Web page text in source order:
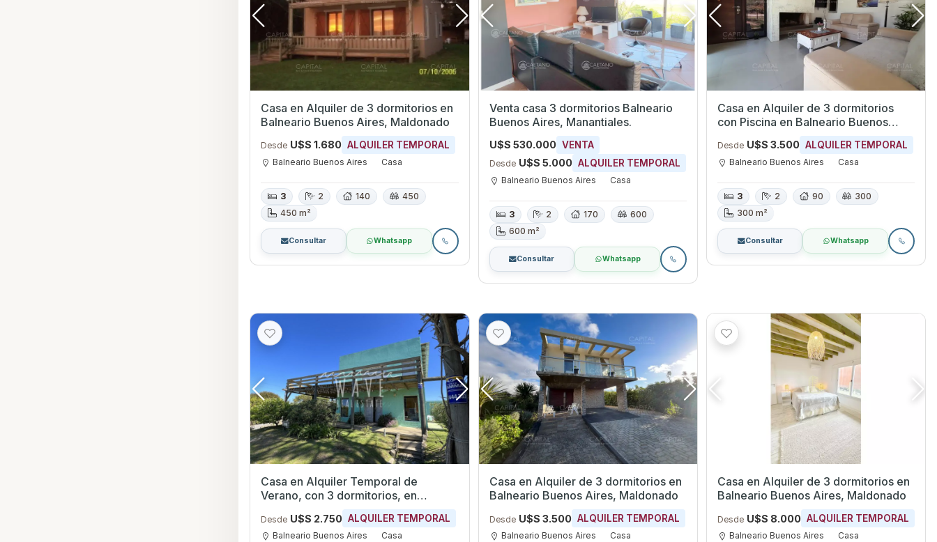
Casa en Alquiler de 3 dormitorios en
Balneario Buenos Aires, Maldonado
Desde U$S 1.680 ALQUILER TEMPORAL
Balneario Buenos Aires Casa
3 2 140
450
450 m²
Consultar Whatsapp
Venta casa 3 dormitorios Balneario
Buenos Aires, Manantiales.
U$S 530.000 VENTA
Desde U$S 5.000 ALQUILER TEMPORAL
Balneario Buenos Aires Casa
3 2 170
600
600 m²
Consultar Whatsapp
Casa en Alquiler de 3 dormitorios
con Piscina en Balneario Buenos
Aires, Maldonado
Desde U$S 3.500 ALQUILER TEMPORAL
Balneario Buenos Aires Casa
3 2 90
300
300 m²
Consultar Whatsapp
Casa en Alquiler Temporal de
Verano, con 3 dormitorios, en
Balneario Buenos Aires, 50 metros
del mar
Desde U$S 2.750 ALQUILER TEMPORAL
Balneario Buenos Aires Casa
Casa en Alquiler de 3 dormitorios en
Balneario Buenos Aires, Maldonado
Desde U$S 3.500 ALQUILER TEMPORAL
Balneario Buenos Aires Casa
Casa en Alquiler de 3 dormitorios en
Balneario Buenos Aires, Maldonado
Desde U$S 8.000 ALQUILER TEMPORAL
Balneario Buenos Aires Casa